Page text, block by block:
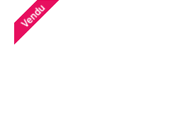
Vendu